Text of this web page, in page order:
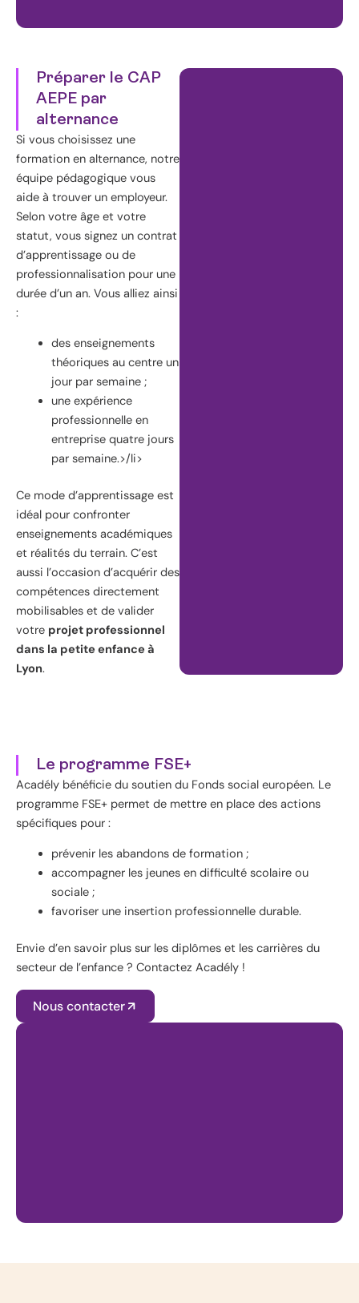
Préparer le CAP
AEPE par
alternance
Si vous choisissez une
formation en alternance, notre
équipe pédagogique vous
aide à trouver un employeur.
Selon votre âge et votre
statut, vous signez un contrat
d’apprentissage ou de
professionnalisation pour une
durée d’un an. Vous alliez ainsi
:
des enseignements
théoriques au centre un
jour par semaine ;
une expérience
professionnelle en
entreprise quatre jours
par semaine.>/li>
Ce mode d’apprentissage est
idéal pour confronter
enseignements académiques
et réalités du terrain. C’est
aussi l’occasion d’acquérir des
compétences directement
mobilisables et de valider
votre projet professionnel
dans la petite enfance à
Lyon.
Le programme FSE+
Acadély bénéficie du soutien du Fonds social européen. Le
programme FSE+ permet de mettre en place des actions
spécifiques pour :
prévenir les abandons de formation ;
accompagner les jeunes en difficulté scolaire ou
sociale ;
favoriser une insertion professionnelle durable.
Envie d’en savoir plus sur les diplômes et les carrières du
secteur de l’enfance ? Contactez Acadély !
Nous contacter